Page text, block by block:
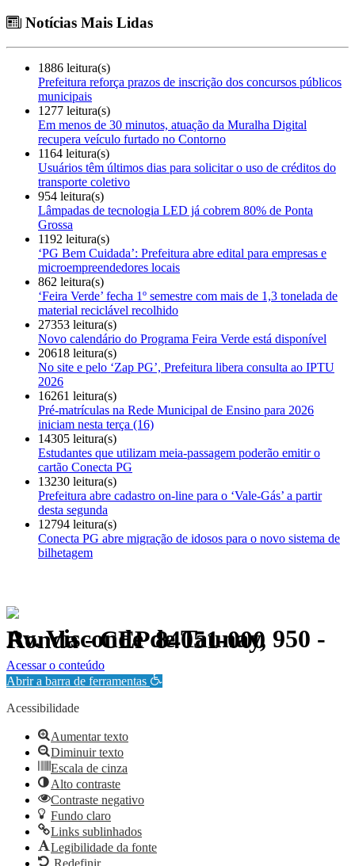
Notícias Mais Lidas
1886 leitura(s)
Prefeitura reforça prazos de inscrição dos concursos públicos
municipais
1277 leitura(s)
Em menos de 30 minutos, atuação da Muralha Digital
recupera veículo furtado no Contorno
1164 leitura(s)
Usuários têm últimos dias para solicitar o uso de créditos do
transporte coletivo
954 leitura(s)
Lâmpadas de tecnologia LED já cobrem 80% de Ponta
Grossa
1192 leitura(s)
‘PG Bem Cuidada’: Prefeitura abre edital para empresas e
microempreendedores locais
862 leitura(s)
‘Feira Verde’ fecha 1º semestre com mais de 1,3 tonelada de
material reciclável recolhido
27353 leitura(s)
Novo calendário do Programa Feira Verde está disponível
20618 leitura(s)
No site e pelo ‘Zap PG’, Prefeitura libera consulta ao IPTU
2026
16261 leitura(s)
Pré-matrículas na Rede Municipal de Ensino para 2026
iniciam nesta terça (16)
14305 leitura(s)
Estudantes que utilizam meia-passagem poderão emitir o
cartão Conecta PG
13230 leitura(s)
Prefeitura abre cadastro on-line para o ‘Vale-Gás’ a partir
desta segunda
12794 leitura(s)
Conecta PG abre migração de idosos para o novo sistema de
bilhetagem
Av. Visconde de Taunay, 950 - Ronda - CEP 84051-000
Política de Privacidade.
Acessar o conteúdo
Abrir a barra de ferramentas
Acessibilidade
Aumentar texto
Diminuir texto
Escala de cinza
Alto contraste
Contraste negativo
Fundo claro
Links sublinhados
Legibilidade da fonte